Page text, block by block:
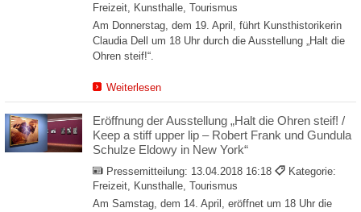
Freizeit, Kunsthalle, Tourismus
Am Donnerstag, dem 19. April, führt Kunsthistorikerin
Claudia Dell um 18 Uhr durch die Ausstellung „Halt die
Ohren steif!“.
Weiterlesen
Eröffnung der Ausstellung „Halt die Ohren steif! /
Keep a stiff upper lip – Robert Frank und Gundula
Schulze Eldowy in New York“
Pressemitteilung: 13.04.2018 16:18
Kategorie:
Freizeit, Kunsthalle, Tourismus
Am Samstag, dem 14. April, eröffnet um 18 Uhr die